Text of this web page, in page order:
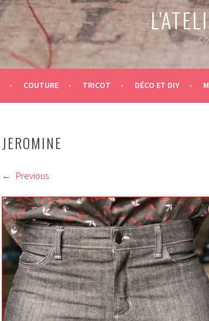
COUTURE TRICOT DÉCO ET DIY
JEROMINE
Previous